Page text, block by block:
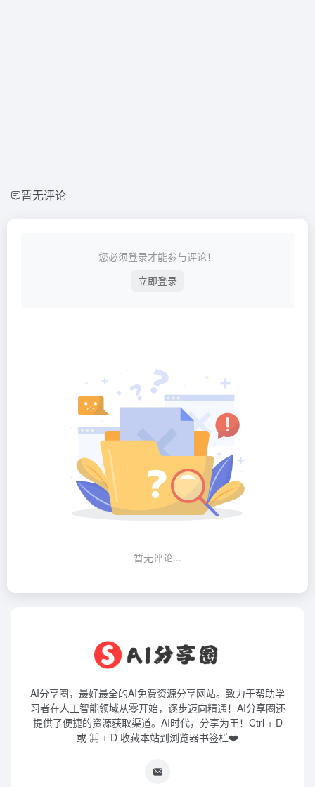
暂无评论
您必须登录才能参与评论！
立即登录
暂无评论...
AI分享圈，最好最全的AI免费资源分享网站。致力于帮助学
习者在人工智能领域从零开始，逐步迈向精通！AI分享圈还
提供了便捷的资源获取渠道。AI时代，分享为王！Ctrl + D
或 ⌘ + D 收藏本站到浏览器书签栏❤️